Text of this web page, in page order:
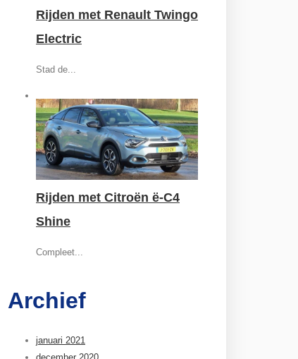
Rijden met Renault Twingo
Electric
Stad de...
Rijden met Citroën ë-C4
Shine
Compleet...
Archief
januari 2021